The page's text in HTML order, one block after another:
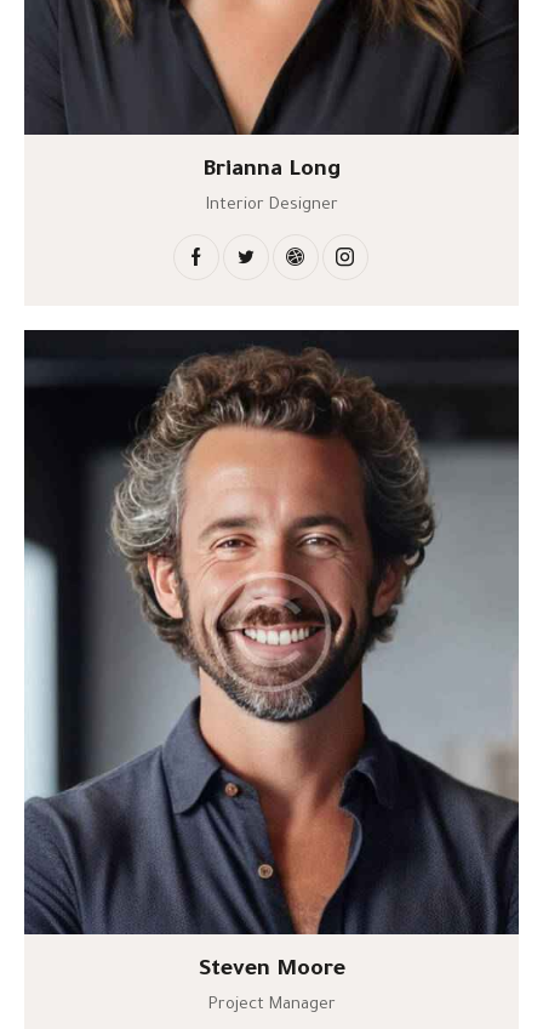
Brianna Long
Interior Designer
Steven Moore
Project Manager